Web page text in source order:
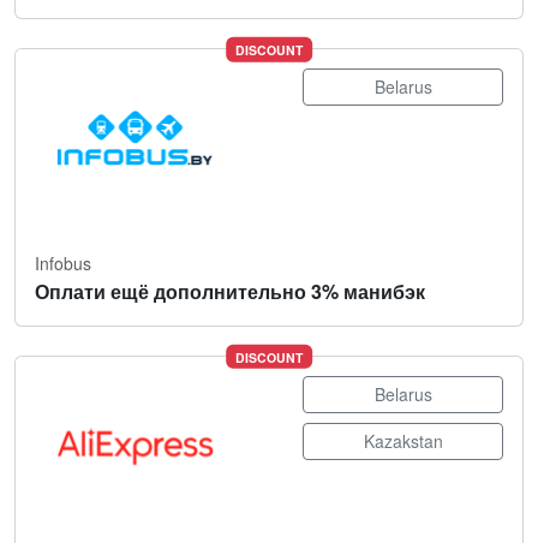
DISCOUNT
Belarus
Infobus
Оплати ещё дополнительно 3% манибэк
DISCOUNT
Belarus
Kazakstan